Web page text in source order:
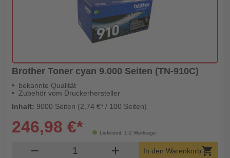
Brother Toner cyan 9.000 Seiten (TN-910C)
bekannte Qualität
Zubehör vom Druckerhersteller
Inhalt: 9000 Seiten (2,74 €* / 100 Seiten)
Lieferzeit: 1-2 Werktage
246,98 €*
remove Produkt Warenkorb Menge
add In den Warenkorbshopping_cart